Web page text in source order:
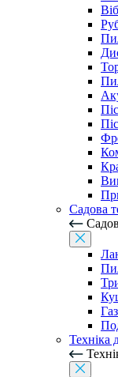
Садова